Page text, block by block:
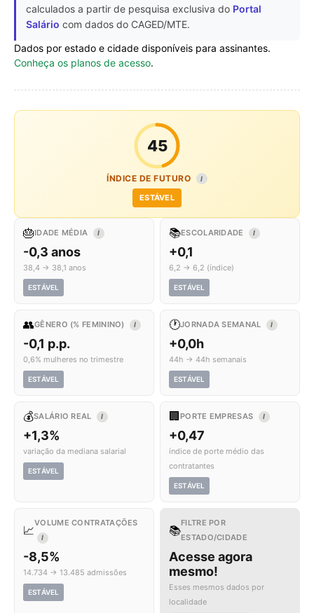
calculados a partir de pesquisa exclusiva do Portal
Salário com dados do CAGED/MTE.
Dados por estado e cidade disponíveis para assinantes.
Conheça os planos de acesso.
45
ÍNDICE DE FUTURO I
ESTÁVEL
🎂IDADE MÉDIA I
-0,3 anos
38,4 → 38,1 anos
ESTÁVEL
📚ESCOLARIDADE I
+0,1
6,2 → 6,2 (índice)
ESTÁVEL
👥GÊNERO (% FEMININO) I
-0,1 p.p.
0,6% mulheres no trimestre
ESTÁVEL
🕐JORNADA SEMANAL I
+0,0h
44h → 44h semanais
ESTÁVEL
💰SALÁRIO REAL I
+1,3%
variação da mediana salarial
ESTÁVEL
🏢 PORTE EMPRESAS I
+0,47
índice de porte médio das
contratantes
ESTÁVEL
📈
VOLUME CONTRATAÇÕES
I
-8,5%
14.734 → 13.485 admissões
ESTÁVEL
📚
FILTRE POR
ESTADO/CIDADE
Acesse agora
mesmo!
Esses mesmos dados por
localidade